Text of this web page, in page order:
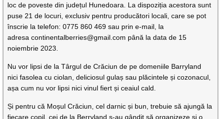
loc de poveste din județul Hunedoara. La dispoziția acestora sunt
puse 21 de locuri, exclusiv pentru producători locali, care se pot
înscrie la telefon: 0775 860 469 sau prin e-mail, la
adresacontinentalberries@gmail.com până la data de 15
noiembrie 2023.
Nu vor lipsi de la Târgul de Crăciun de pe domeniile Barryland
nici fasolea cu ciolan, deliciosul gulaș sau plăcintele și cozonacul,
așa cum nu vor lipsi nici vinul fiert și ceaiul cald.
Și pentru că Moșul Crăciun, cel darnic și bun, trebuie să ajungă la
fiecare copil, cei de la Berryland s-au gândit să organizeze și o